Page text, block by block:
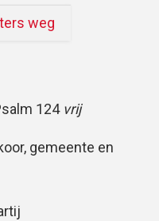
weg
124 vrij
gemeente en